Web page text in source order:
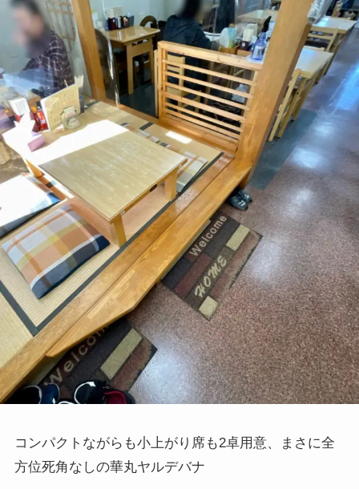
コンパクトながらも小上がり席も2卓用意、まさに全
方位死角なしの華丸ヤルデバナ